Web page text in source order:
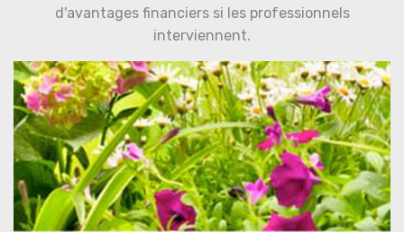
d'avantages financiers si les professionnels
interviennent.